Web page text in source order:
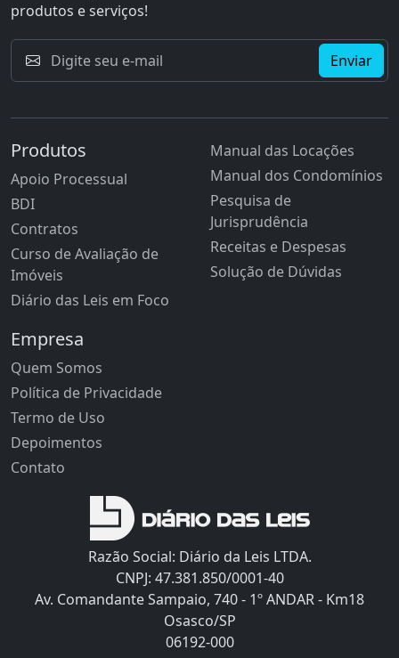
produtos e serviços!
Enviar
Produtos
Apoio Processual
BDI
Contratos
Curso de Avaliação de
Imóveis
Diário das Leis em Foco
Manual das Locações
Manual dos Condomínios
Pesquisa de
Jurisprudência
Receitas e Despesas
Solução de Dúvidas
Empresa
Quem Somos
Política de Privacidade
Termo de Uso
Depoimentos
Contato
Razão Social: Diário da Leis LTDA.
CNPJ: 47.381.850/0001-40
Av. Comandante Sampaio, 740 - 1º ANDAR - Km18
Osasco/SP
06192-000